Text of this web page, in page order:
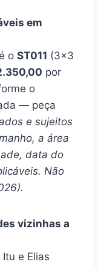
em
o ST011 (3×3
por
o
— peça
e sujeitos
a área
data do
Não
vizinhas a
e Elias